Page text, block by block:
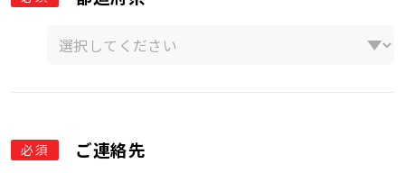
必須 ご連絡先